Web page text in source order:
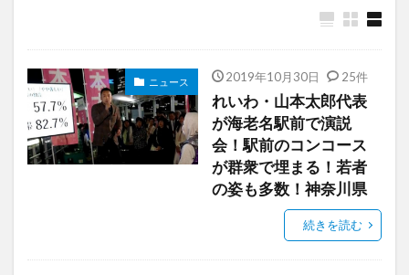
ニュース 2019年10月30日 25件
れいわ・山本太郎代表
が海老名駅前で演説
会！駅前のコンコース
が群衆で埋まる！若者
の姿も多数！神奈川県
続きを読む